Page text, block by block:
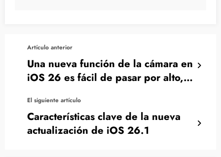
Artículo anterior
Una nueva función de la cámara en
iOS 26 es fácil de pasar por alto,
El siguiente artículo
Características clave de la nueva
actualización de iOS 26.1